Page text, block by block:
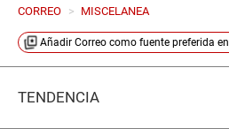
CORREO > MISCELANEA
Añadir Correo como fuente preferida en
TENDENCIA